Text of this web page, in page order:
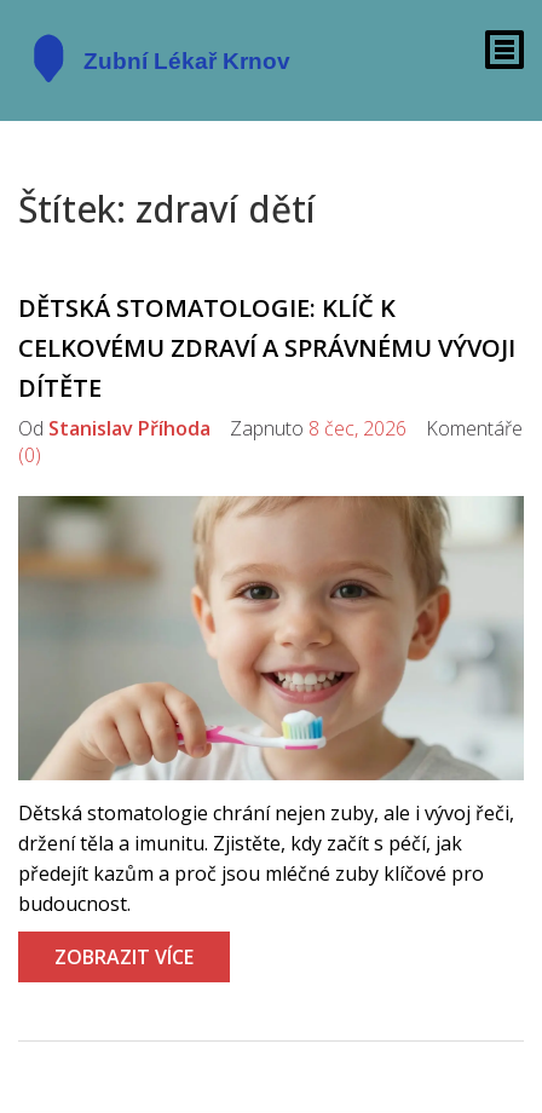
Štítek: zdraví dětí
DĚTSKÁ STOMATOLOGIE: KLÍČ K
CELKOVÉMU ZDRAVÍ A SPRÁVNÉMU VÝVOJI
DÍTĚTE
Od Stanislav Příhoda Zapnuto 8 čec, 2026 Komentáře
(0)
Dětská stomatologie chrání nejen zuby, ale i vývoj řeči,
držení těla a imunitu. Zjistěte, kdy začít s péčí, jak
předejít kazům a proč jsou mléčné zuby klíčové pro
budoucnost.
ZOBRAZIT VÍCE